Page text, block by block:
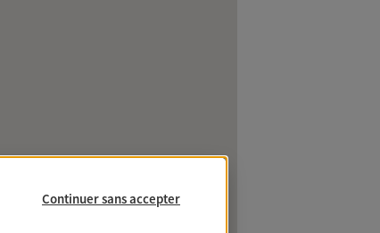
Continuer sans accepter